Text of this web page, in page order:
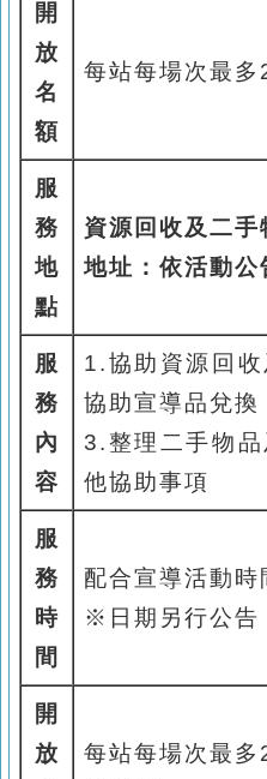
開
放
名
額
每站每場次最多
服
務
地
點
資源回收及二手
地址：依活動公
服
務
內
容
1.協助資源回
協助宣導品兌換
3.整理二手物
他協助事項
服
務
時
間
配合宣導活動時
※ 日期另行公告
開
放
每站每場次最多